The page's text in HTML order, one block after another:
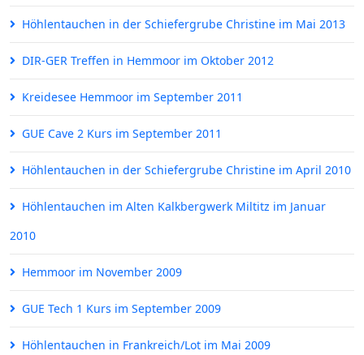
Höhlentauchen in der Schiefergrube Christine im Mai 2013
DIR-GER Treffen in Hemmoor im Oktober 2012
Kreidesee Hemmoor im September 2011
GUE Cave 2 Kurs im September 2011
Höhlentauchen in der Schiefergrube Christine im April 2010
Höhlentauchen im Alten Kalkbergwerk Miltitz im Januar
2010
Hemmoor im November 2009
GUE Tech 1 Kurs im September 2009
Höhlentauchen in Frankreich/Lot im Mai 2009